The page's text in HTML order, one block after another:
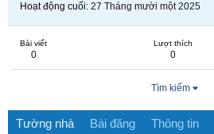
Hoạt động cuối 27 Tháng mười một 2025
Bài viết
0
Lượt thích
0
Tìm kiếm
Tường nhà Bài đăng Thông tin